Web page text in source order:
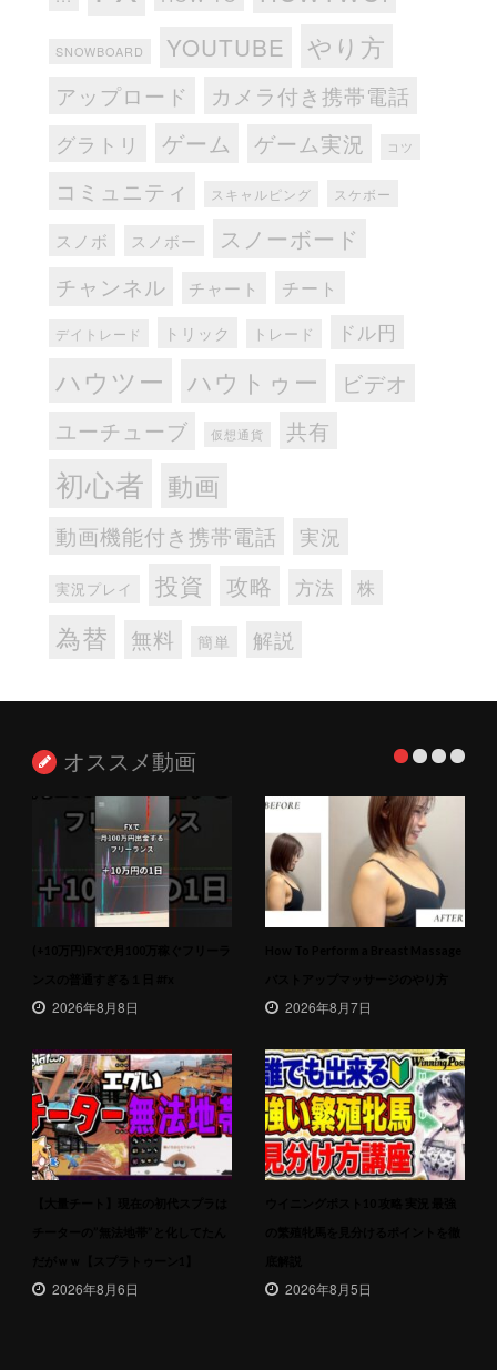
SNOWBOARD YOUTUBE やり方
アップロード カメラ付き携帯電話
グラトリ ゲーム ゲーム実況 コツ
コミュニティ スキャルピング スケボー
スノボ スノボー スノーボード
チャンネル チャート チート
デイトレード トリック トレード ドル円
ハウツー ハウトゥー ビデオ
ユーチューブ 仮想通貨 共有
初心者 動画
動画機能付き携帯電話 実況
実況プレイ 投資 攻略 方法 株
為替 無料 簡単 解説
オススメ動画
2026年8月8日 2026年8月7日
2026年8月6日 2026年8月5日